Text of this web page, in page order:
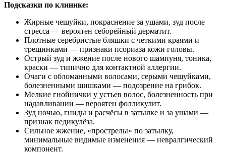
Подсказки по клинике:
Жирные чешуйки, покраснение за ушами, зуд после
стресса — вероятен себорейный дерматит.
Плотные серебристые бляшки с четкими краями и
трещинками — признаки псориаза кожи головы.
Острый зуд и жжение после нового шампуня, тоника,
краски — типично для контактной аллергии.
Очаги с обломанными волосами, серыми чешуйками,
болезненными шишками — подозрение на грибок.
Мелкие гнойнички у устьев волос, болезненность при
надавливании — вероятен фолликулит.
Зуд ночью, гниды и расчёсы в затылке и за ушами —
признак педикулёза.
Сильное жжение, «прострелы» по затылку,
минимальные видимые изменения — невралгический
компонент.